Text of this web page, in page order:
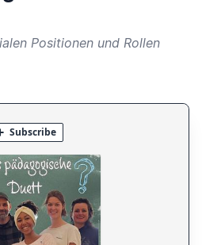
Positionen und Rollen